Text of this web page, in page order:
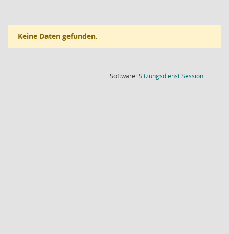
Keine Daten gefunden.
Software:SitzungsdienstSession(Wird in